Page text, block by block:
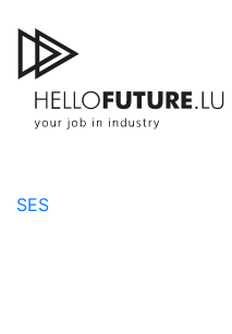
content
Creos
Navigation
SES